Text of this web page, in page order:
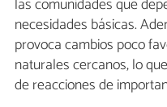
las comunidades que
necesidades básicas.
provoca cambios poco
naturales cercanos, lo
de reacciones de